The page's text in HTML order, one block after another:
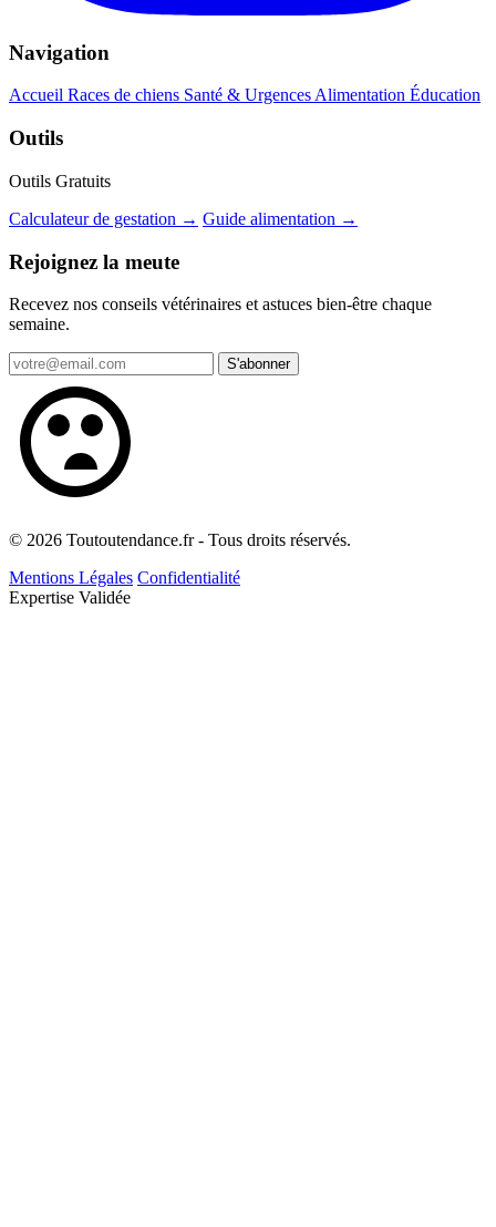
Navigation
Accueil Races de chiens Santé & Urgences Alimentation Éducation
Outils
Outils Gratuits
Calculateur de gestation → Guide alimentation →
Rejoignez la meute
Recevez nos conseils vétérinaires et astuces bien-être chaque
semaine.
S'abonner
© 2026 Toutoutendance.fr - Tous droits réservés.
Mentions Légales Confidentialité
Expertise Validée